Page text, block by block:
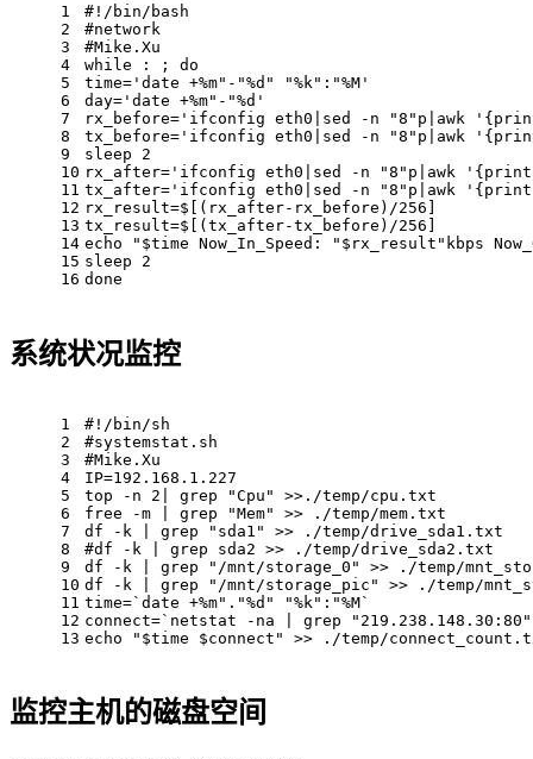
1
2
3
4
5
6
7
8
9
10
11
12
13
14
15
16
#!/bin/bash
#network
#Mike.Xu
while : ; do
time= 'date +%m"-"%d" "%k":"%M'
day= 'date +%m"-"%d'
rx_before= 'ifconfig eth0|sed -n "8"p|awk ' {
tx_before= 'ifconfig eth0|sed -n "8"p|awk ' {
sleep 2
rx_after= 'ifconfig eth0|sed -n "8"p|awk ' {print
tx_after= 'ifconfig eth0|sed -n "8"p|awk ' {print
rx_result=$[(rx_after-rx_before)/256]
tx_result=$[(tx_after-tx_before)/256]
echo
" $time Now_In_Speed: " $rx_result "kbps
sleep 2
done
系统状况监控
1
2
3
4
5
6
7
8
9
10
11
12
13
#!/bin/sh
#systemstat.sh
#Mike.Xu
IP=192.168.1.227
top -n 2| grep
"Cpu"
>>./temp/cpu.txt
free -m | grep
"Mem"
>> ./temp/mem.txt
df -k | grep "sda1"
>> ./temp/drive_sda1.txt
#df -k | grep sda2 >> ./temp/drive_sda2.txt
df -k | grep "/mnt/storage_0"
>> ./temp/
df -k | grep "/mnt/storage_pic"
>> ./temp/
time=` date +%m"."%d " "%k ":"%M`
connect=`netstat -na | grep
"219.238.148.30:80"
echo
" $time $connect " >> ./temp/
监控主机的磁盘空间